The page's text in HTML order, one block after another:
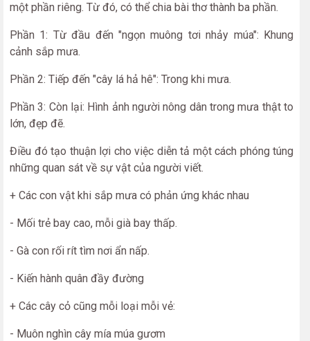
một phần riêng. Từ đó, có thể chia bài thơ thành ba phần.
Phần 1: Từ đầu đến "ngọn muông tơi nhảy múa": Khung
cảnh sắp mưa.
Phần 2: Tiếp đến "cây lá hả hê": Trong khi mưa.
Phần 3: Còn lại: Hình ảnh người nông dân trong mưa thật to
lớn, đẹp đẽ.
Điều đó tạo thuận lợi cho việc diễn tả một cách phóng túng
những quan sát về sự vật của người viết.
+ Các con vật khi sắp mưa có phản ứng khác nhau
- Mối trẻ bay cao, mỗi già bay thấp.
- Gà con rối rít tìm nơi ẩn nấp.
- Kiến hành quân đầy đường
+ Các cây cỏ cũng mỗi loại mỗi vẻ:
- Muôn nghìn cây mía múa gươm